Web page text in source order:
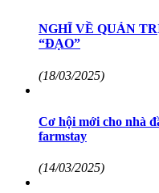
NGHĨ VỀ QUẢN
“ĐẠO”
(18/03/2025)
Cơ hội mới cho nhà
farmstay
(14/03/2025)